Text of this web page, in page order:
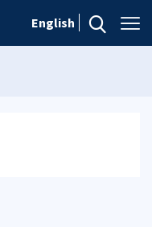
English